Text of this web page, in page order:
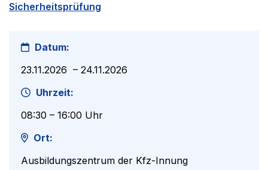
Sicherheitsprüfung
Datum:
23.11.2026 – 24.11.2026
Uhrzeit:
08:30 – 16:00 Uhr
Ort:
Ausbildungszentrum der Kfz-Innung